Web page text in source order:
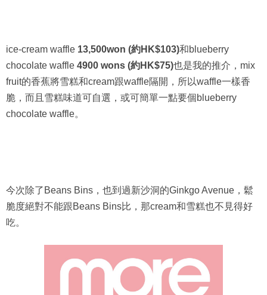
ice-cream waffle 13,500won (約HK$103)和blueberry
chocolate waffle 4900 wons (約HK$75)也是我的推介，mix
fruit的香蕉將雪糕和cream跟waffle隔開，所以waffle一樣香
脆，而且雪糕味道可自選，或可簡單一點要個blueberry
chocolate waffle。
今次除了Beans Bins，也到過新沙洞的Ginkgo Avenue，鬆
脆度絕對不能跟Beans Bins比，那cream和雪糕也不見得好
吃。